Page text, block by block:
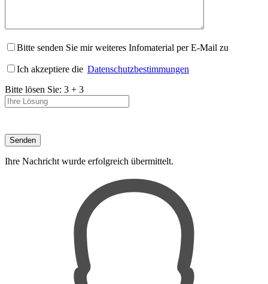
Bitte senden Sie mir weiteres Infomaterial per E-Mail zu
Ich akzeptiere die Datenschutzbestimmungen
Bitte lösen Sie: 3 + 3
Ihre Nachricht wurde erfolgreich übermittelt.